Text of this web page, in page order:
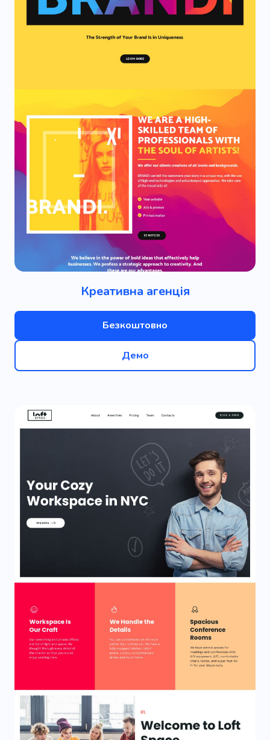
Креативна агенція
Безкоштовно
Демо